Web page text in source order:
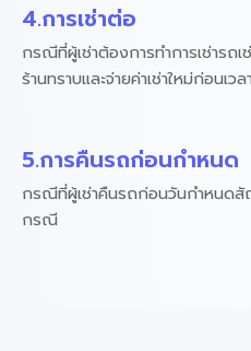
4.การเช่าต่อ
กรณีที่ผู้เช่าต้องการทำการเช่ารถ
ร้านทราบและจ่ายค่าเช่าใหม่ก่อนเว
5.การคืนรถก่อนกำหนด
กรณีที่ผู้เช่าคืนรถก่อนวันกำหนดสั
กรณี